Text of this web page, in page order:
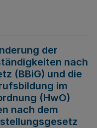
der
nach
(BBiG) und die
im
(HwO)
nach dem